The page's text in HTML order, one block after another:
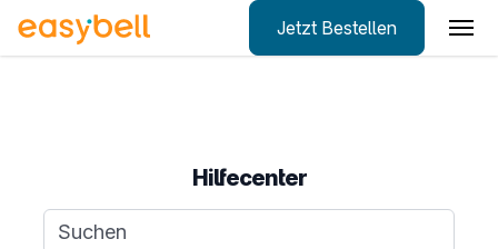
Jetzt Bestellen
Hilfecenter
Suchanfrage